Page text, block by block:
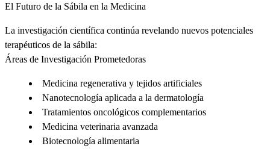
El Futuro de la Sábila en la Medicina
La investigación científica continúa revelando nuevos potenciales
terapéuticos de la sábila:
Áreas de Investigación Prometedoras
Medicina regenerativa y tejidos artificiales
Nanotecnología aplicada a la dermatología
Tratamientos oncológicos complementarios
Medicina veterinaria avanzada
Biotecnología alimentaria